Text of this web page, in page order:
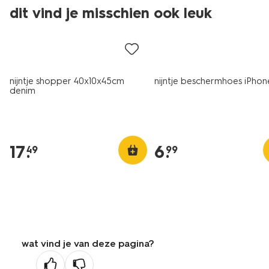
dit vind je misschien ook leuk
nieuw
nijntje shopper 40x10x45cm
denim
17.
49
nieuw
nijntje beschermhoes
6.
99
wat vind je van deze pagina?